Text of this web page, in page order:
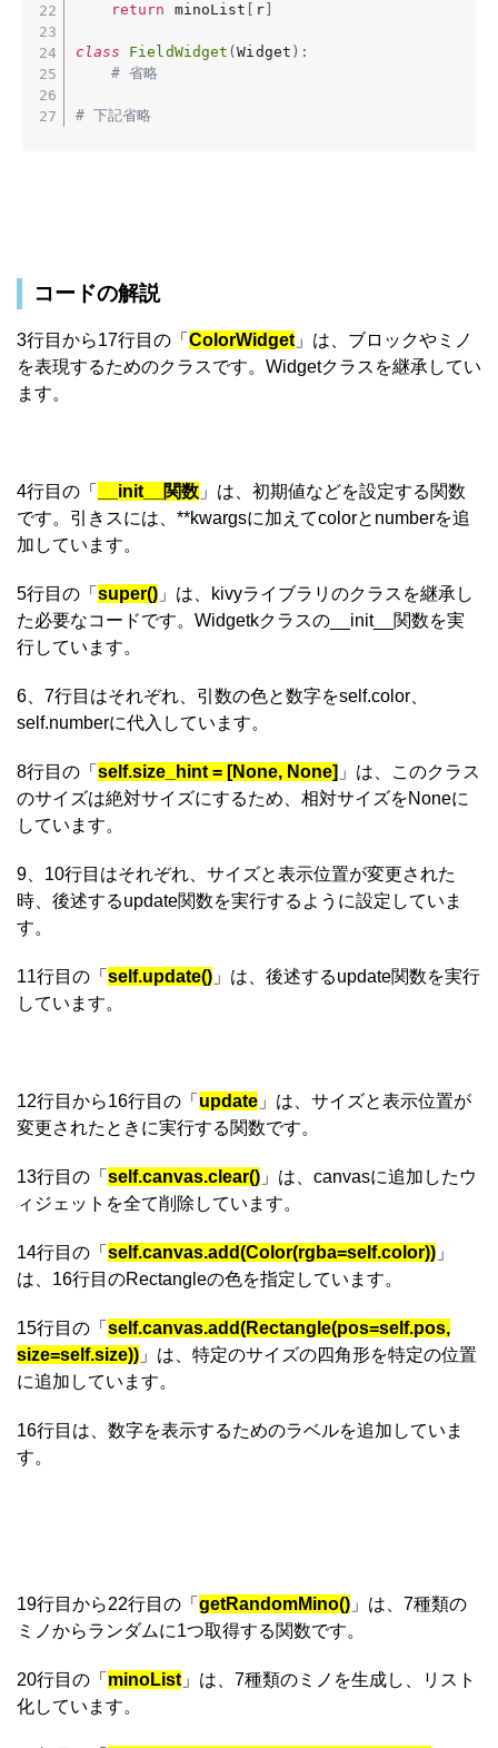
return
minoList r]
class FieldWidget (Widget ) :
# 省略
# 下記省略
コードの解説
3行目から17行目の「 ColorWidget 」は、ブロックやミノ
を表現するためのクラスです。Widgetクラスを継承してい
ます。
4行目の「 __init__関数 」は、初期値などを設定する関数
です。引きスには、**kwargsに加えてcolorとnumberを追
加しています。
5行目の「 super() 」は、kivyライブラリのクラスを継承し
た必要なコードです。Widgetkクラスの__init__関数を実
行しています。
6、7行目はそれぞれ、引数の色と数字をself.color、
self.numberに代入しています。
8行目の「 self.size_hint = [None, None] 」は、このクラス
のサイズは絶対サイズにするため、相対サイズをNoneに
しています。
9、10行目はそれぞれ、サイズと表示位置が変更された
時、後述するupdate関数を実行するように設定していま
す。
11行目の「 self.update() 」は、後述するupdate関数を実行
しています。
12行目から16行目の「 update 」は、サイズと表示位置が
変更されたときに実行する関数です。
13行目の「 self.canvas.clear() 」は、canvasに追加したウ
ィジェットを全て削除しています。
14行目の「 self.canvas.add(Color(rgba=self.color)) 」
は、16行目のRectangleの色を指定しています。
15行目の「 self.canvas.add(Rectangle(pos=self.pos,
size=self.size)) 」は、特定のサイズの四角形を特定の位置
に追加しています。
16行目は、数字を表示するためのラベルを追加していま
す。
19行目から22行目の「 getRandomMino() 」は、7種類の
ミノからランダムに1つ取得する関数です。
20行目の「 minoList 」は、7種類のミノを生成し、リスト
化しています。